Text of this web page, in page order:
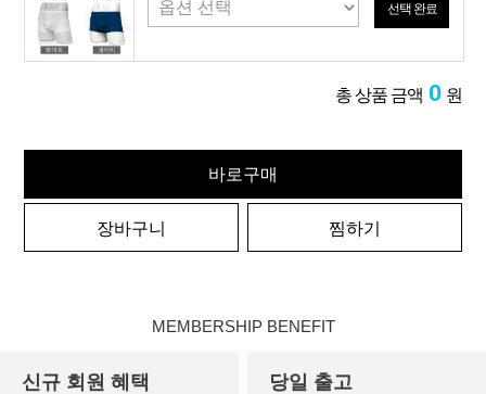
선택 완료
총 상품 금액 0 원
바로구매
장바구니 찜하기
MEMBERSHIP BENEFIT
신규 회원 혜택 당일 출고